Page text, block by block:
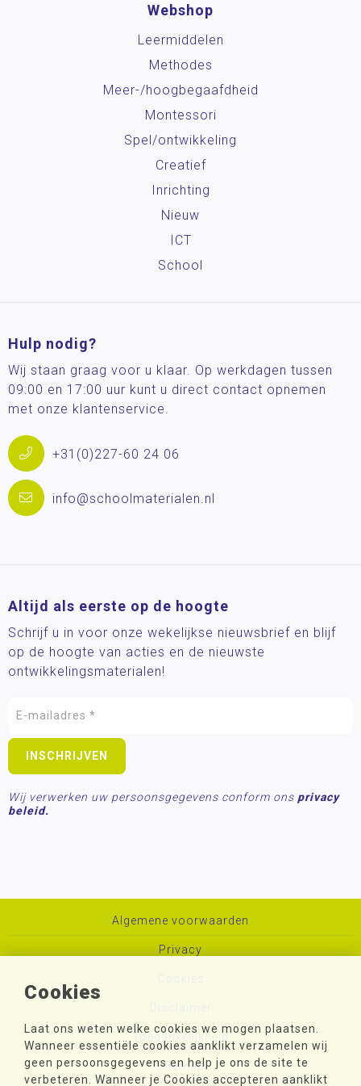
Cookies
Laat ons weten welke cookies we mogen plaatsen.
Wanneer essentiële cookies aanklikt verzamelen wij
geen persoonsgegevens en help je ons de site te
verbeteren. Wanneer je Cookies accepteren aanklikt
Webshop
Leermiddelen
Methodes
Meer-/hoog­begaafdheid
Montessori
Spel/ontwikkeling
Creatief
Inrichting
Nieuw
ICT
School
Hulp nodig?
Wij staan graag voor u klaar. Op werkdagen tussen
09:00 en 17:00 uur kunt u direct contact opnemen
met onze klantenservice.
+31(0)227-60 24 06
info@schoolmaterialen.nl
Altijd als eerste op de hoogte
Schrijf u in voor onze wekelijkse nieuwsbrief en blijf
op de hoogte van acties en de nieuwste
ontwikkelingsmaterialen!
Wij verwerken uw persoonsgegevens conform ons privacy
beleid.
Algemene voorwaarden
Privacy
Toegankelijkheid
Sitemap